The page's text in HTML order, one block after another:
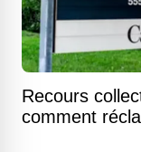
Recours
comment